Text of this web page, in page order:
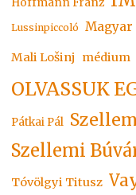
Hoffmann Franz
Lussinpiccoló Magyar
Mali Lošinj médium
OLVASSUK
Pátkai Pál
Szellemi
Tóvölgyi Titusz